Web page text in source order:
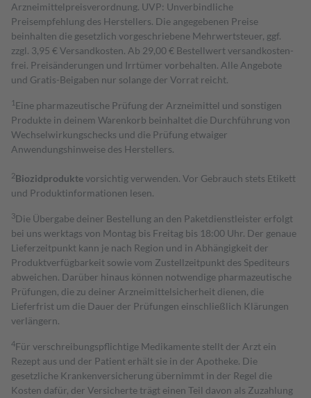
Arzneimittelpreisverordnung. UVP: Unverbindliche
Preisempfehlung des Herstellers. Die angegebenen Preise
beinhalten die gesetzlich vorgeschriebene Mehrwertsteuer, ggf.
zzgl. 3,95 € Versandkosten. Ab 29,00 € Bestell­wert versand­kosten­
frei. Preisänderungen und Irrtümer vorbehalten. Alle Angebote
und Gratis-Beigaben nur solange der Vorrat reicht.
1 Eine pharmazeutische Prüfung der Arzneimittel und sonstigen
Produkte in deinem Warenkorb beinhaltet die Durchführung von
Wechselwirkungschecks und die Prüfung etwaiger
Anwendungshinweise des Herstellers.
2Biozidproduktevorsichtig verwenden. Vor Gebrauch stets Etikett
und Produktinformationen lesen.
3Die Übergabe deiner Bestellung an den Paketdienstleister erfolgt
bei uns werktags von Montag bis Freitag bis 18:00 Uhr. Der genaue
Lieferzeitpunkt kann je nach Region und in Abhängigkeit der
Produktverfügbarkeit sowie vom Zustellzeitpunkt des Spediteurs
abweichen. Darüber hinaus können notwendige pharmazeutische
Prüfungen, die zu deiner Arzneimittelsicherheit dienen, die
Lieferfrist um die Dauer der Prüfungen einschließlich Klärungen
verlängern.
4Für verschreibungspflichtige Medikamente stellt der Arzt ein
Rezept aus und der Patient erhält sie in der Apotheke. Die
gesetzliche Krankenversicherung übernimmt in der Regel die
Kosten dafür, der Versicherte trägt einen Teil davon als Zuzahlung